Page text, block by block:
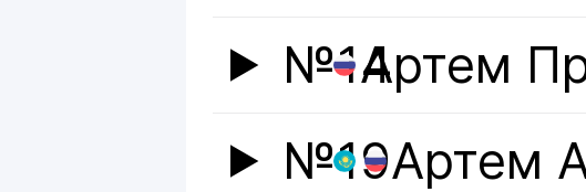
№14Артем
№19Артем